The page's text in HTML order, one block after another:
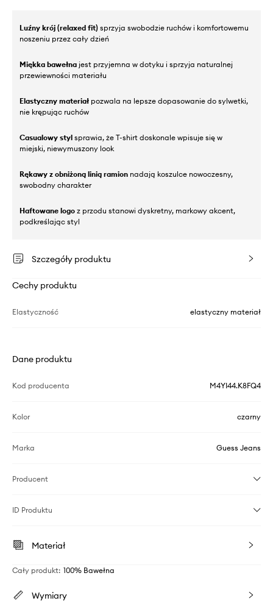
Luźny krój (relaxed fit) sprzyja swobodzie ruchów i komfortowemu
noszeniu przez cały dzień
Miękka bawełna jest przyjemna w dotyku i sprzyja naturalnej
przewiewności materiału
Elastyczny materiał pozwala na lepsze dopasowanie do sylwetki,
nie krępując ruchów
Casualowy styl sprawia, że T-shirt doskonale wpisuje się w
miejski, niewymuszony look
Rękawy z obniżoną linią ramion nadają koszulce nowoczesny,
swobodny charakter
Haftowane logo z przodu stanowi dyskretny, markowy akcent,
podkreślając styl
Szczegóły produktu
Cechy produktu
Elastyczność elastyczny materiał
Dane produktu
Kod producenta M4YI44.K8FQ4
Kolor czarny
Marka Guess Jeans
Producent
ID Produktu
Materiał
Cały produkt: 100% Bawełna
Wymiary